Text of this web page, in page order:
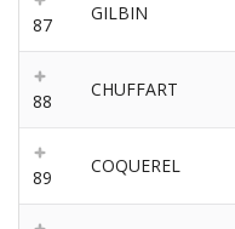
87
GILBIN
88
CHUFFART
89
COQUEREL